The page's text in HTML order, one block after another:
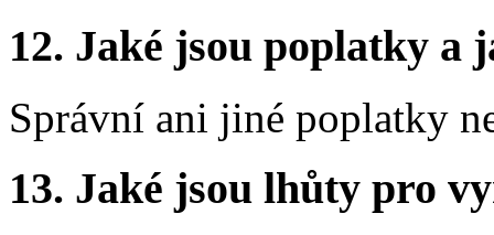
12. Jaké jsou poplatky a
Správní ani jiné poplatky
13. Jaké jsou lhůty pro